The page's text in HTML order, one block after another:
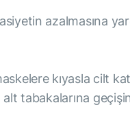
azalmasına
kıyasla cilt
tabakalarına